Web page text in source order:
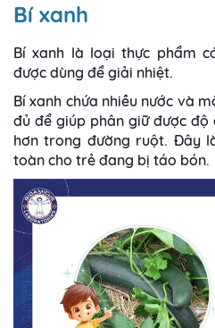
Bí xanh
Bí xanh là loại thực phẩm
được dùng để giải nhiệt.
Bí xanh chứa nhiều nước và
đủ để giúp phân giữ được
hơn trong đường ruột. Đây
toàn cho trẻ đang bị táo bón.